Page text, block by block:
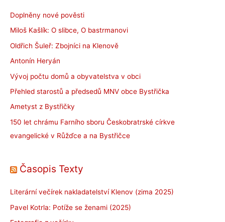
Doplněny nové pověsti
Miloš Kašlík: O slibce, O bastrmanovi
Oldřich Šuleř: Zbojníci na Klenově
Antonín Heryán
Vývoj počtu domů a obyvatelstva v obci
Přehled starostů a předsedů MNV obce Bystřička
Ametyst z Bystřičky
150 let chrámu Farního sboru Českobratrské církve
evangelické v Růžďce a na Bystřičce
Časopis Texty
Literární večírek nakladatelství Klenov (zima 2025)
Pavel Kotrla: Potíže se ženami (2025)